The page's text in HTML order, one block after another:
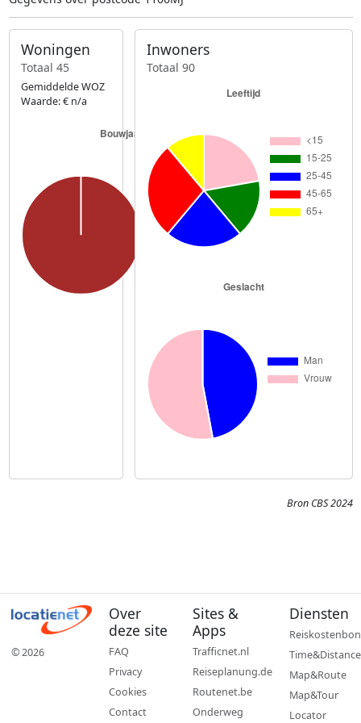
Woningen
Totaal 45
Gemiddelde WOZ
Waarde: € n/a
Inwoners
Totaal 90
Bron CBS 2024
© 2026
Over
deze site
FAQ
Privacy
Cookies
Contact
Sites &
Apps
Trafficnet.nl
Reiseplanung.de
Routenet.be
Onderweg
Diensten
Reiskostenbon
Time&Distance
Map&Route
Map&Tour
Locator